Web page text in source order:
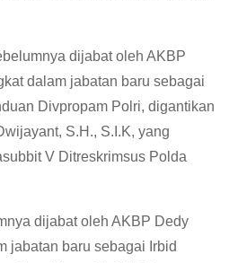
dijabat oleh AKBP
dalam jabatan baru sebagai
Divpropam Polri, digantikan
S.H., S.I.K, yang
V Ditreskrimsus Polda
dijabat oleh AKBP Dedy
jabatan baru sebagai Irbid